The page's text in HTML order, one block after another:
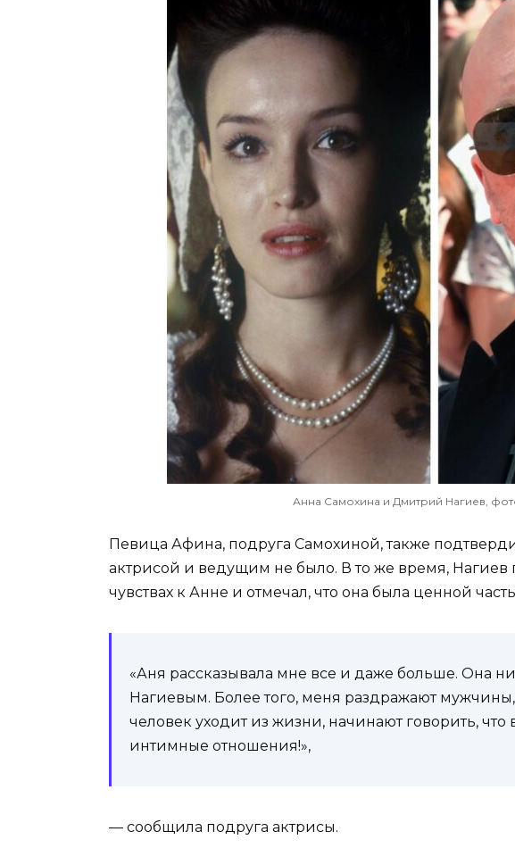
Анна Самохина и Дмитрий Нагиев,
Певица Афина, подруга Самохиной, также
актрисой и ведущим не было. В то же время, Нагиев
чувствах к Анне и отмечал, что она была ценной
«Аня рассказывала мне все и даже больше. Она
Нагиевым. Более того, меня раздражают мужчины,
человек уходит из жизни, начинают говорить,
интимные отношения!»,
— сообщила подруга актрисы.